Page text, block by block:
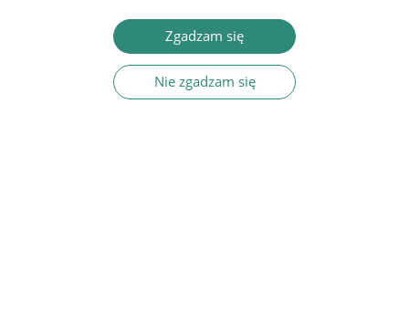
Zgadzam się
Nie zgadzam się
Słowo kluczowedziałalność WSA
Kodeks Postępowania Administracyjnego w